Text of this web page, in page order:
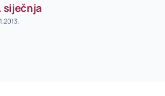
siječnja